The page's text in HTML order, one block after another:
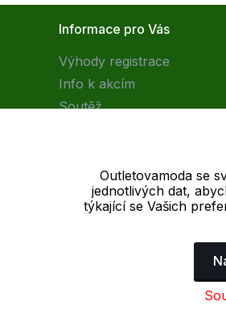
Informace pro Vás
Výhody registrace
Info k akcím
Soutěž
Outletovamoda se
jednotlivých dat,
týkající se Vašich